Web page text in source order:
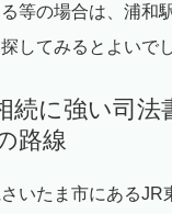
等の場合は、浦和
してみるとよいで
続に強い司法
路線
いたま市にあるJR